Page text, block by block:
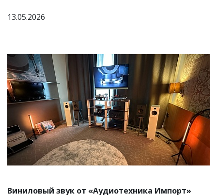
13.05.2026
Виниловый звук от «Аудиотехника Импорт»